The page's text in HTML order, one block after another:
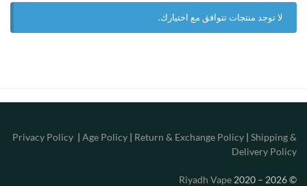
لا توجد منتجات تتوافق مع اختيارك.
Privacy Policy | Age Policy | Return & Exchange Policy | Shipping &
Delivery Policy
©
Riyadh Vape 2020 – 2026